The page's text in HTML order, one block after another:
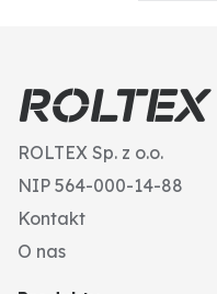
ROLTEX Sp. z o.o.
NIP 564-000-14-88
Kontakt
O nas